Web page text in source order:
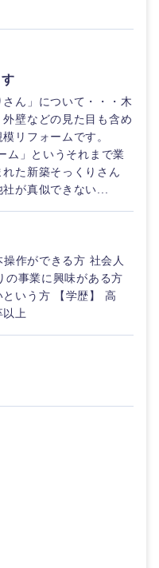
投資
制作、ゲーム
消費財
ライフサイエンス
埼玉県
東京都
さい
第二新卒
スタートアップ企
英語を活かす
海外勤務あり
ん」について・・・木
壁などの見た目も含め
リフォームです。
ム」というそれまで業
た新築そっくりさん
が真似できない...
作ができる方 社会人
の事業に興味がある方
いう方 【学歴】 高
上